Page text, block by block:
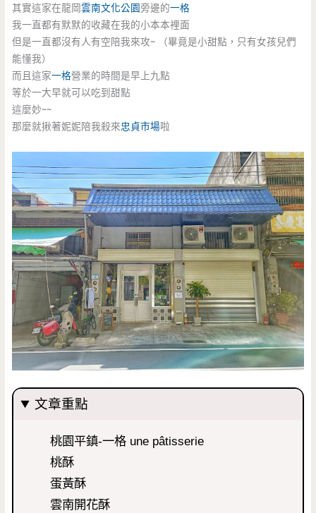
其實這家在龍岡雲南文化公園旁邊的一格
我一直都有默默的收藏在我的小本本裡面
但是一直都沒有人有空陪我來攻~ （畢竟是小甜點，只有女孩兒們
能懂我）
而且這家一格營業的時間是早上九點
等於一大早就可以吃到甜點
這麼妙~~
那麼就揪著妮妮陪我殺來忠貞市場啦
文章重點
桃園平鎮-一格 une pâtisserie
桃酥
蛋黃酥
雲南開花酥